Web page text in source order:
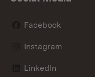
Facebook
Instagram
LinkedIn